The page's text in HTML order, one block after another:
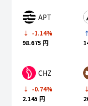
APT
-1.14%
98.675 円
CHZ
-0.74%
2.145 円